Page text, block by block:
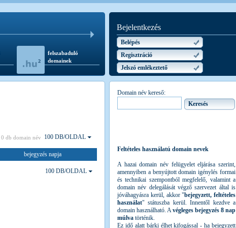
felszabaduló
domainek
Bejelentkezés
Belépés
Regisztráció
Jelszó emlékeztető
0 db domain név 100 DB/OLDAL
bejegyzés napja
100 DB/OLDAL
Domain név kereső:
Feltételes használatú domain nevek
A hazai domain név felügyelet eljárása szerint,
amennyiben a benyújtott domain igénylés formai
és technikai szempontból megfelelő, valamint a
domain név delegálását végző szervezet által is
jóváhagyásra kerül, akkor "bejegyzett, feltételes
használat" státuszba kerül. Innentől kezdve a
domain használható. Avégleges bejegyzés 8 nap
múlva történik.
Ez idő alatt bárki élhet kifogással - ha bejegyzett